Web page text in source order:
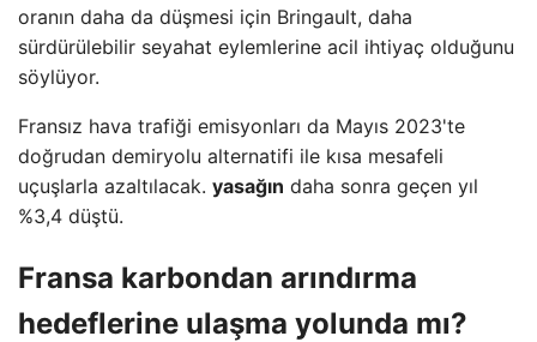
oranın daha da düşmesi için Bringault, daha
sürdürülebilir seyahat eylemlerine acil ihtiyaç olduğunu
söylüyor.
Fransız hava trafiği emisyonları da Mayıs 2023'te
doğrudan demiryolu alternatifi ile kısa mesafeli
uçuşlarla azaltılacak. yasağın daha sonra geçen yıl
%3,4 düştü.
Fransa karbondan arındırma
hedeflerine ulaşma yolunda mı?